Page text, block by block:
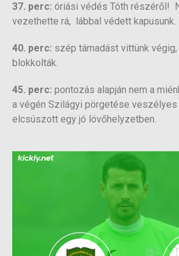
37. perc: óriási védés Tóth részéről!
vezethette rá, lábbal védett kapusunk.
40. perc: szép támadást vittünk
blokkolták.
45. perc: pontozás alapján nem a
a végén Szilágyi pörgetése
elcsúszott egy jó lövőhelyzetben.